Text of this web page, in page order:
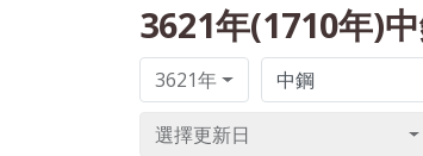
3621年(1710年)
3621年
選擇更新日